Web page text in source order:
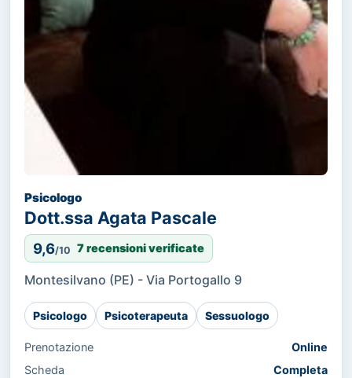
Psicologo
Dott.ssa Agata Pascale
9,6/10 7 recensioni verificate
Montesilvano (PE) - Via Portogallo 9
Psicologo Psicoterapeuta Sessuologo
Prenotazione
Online
Scheda
Completa